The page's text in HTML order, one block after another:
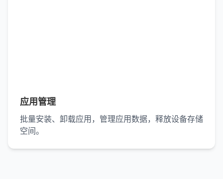
应用管理
批量安装、卸载应用，管理应用数据，释放设备存储
空间。